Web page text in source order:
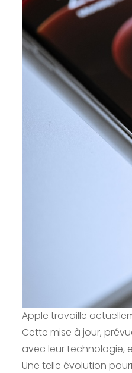
Apple travaille
Cette mise à jour,
avec leur technologie,
Une telle évolution